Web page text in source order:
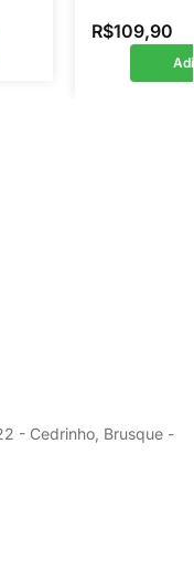
R$109,90
- Cedrinho, Brusque -